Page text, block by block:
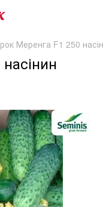
Меренга F1 250